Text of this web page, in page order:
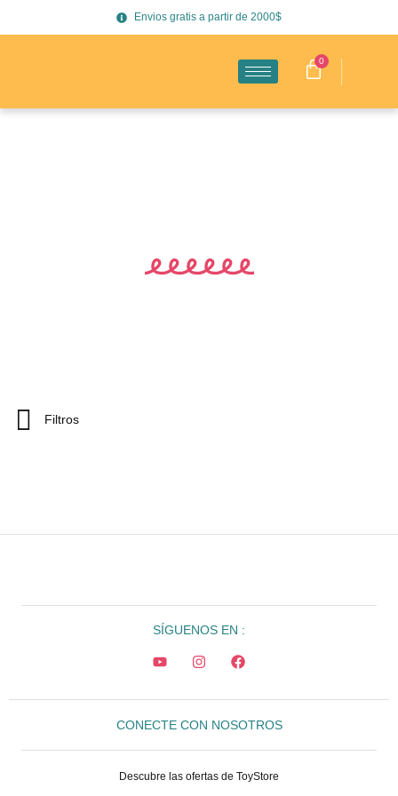
Envios gratis a partir de 2000$
0
Filtros
SÍGUENOS EN :
CONECTE CON NOSOTROS
Descubre las ofertas de ToyStore